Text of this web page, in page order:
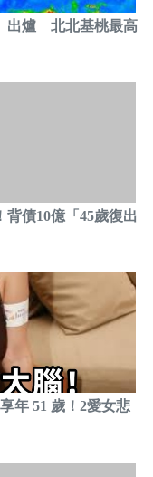
出爐 北北基桃最高
債10億「45歲復出
年 51 歲！2愛女悲